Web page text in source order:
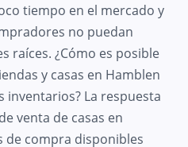
tiempo en el mercado y
no puedan
raíces. ¿Cómo es posible
y casas en Hamblen
inventarios? La respuesta
venta de casas en
de compra disponibles